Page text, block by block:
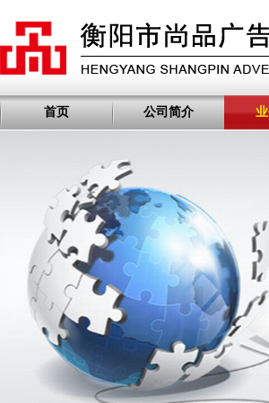
首页 公司简介